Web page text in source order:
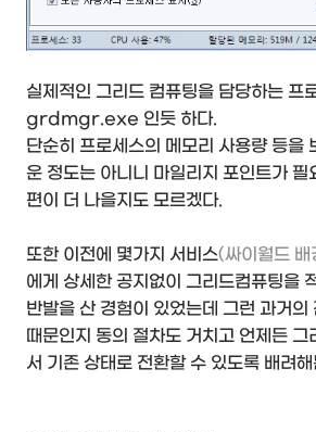
실제적인 그리드 컴퓨팅을 담당하는 프
grdmgr.exe 인듯 하다.
단순히 프로세스의 메모리 사용량 등을
운 정도는 아니니 마일리지 포인트가 필
편이 더 나을지도 모르겠다.
또한 이전에 몇가지 서비스(싸이월드 배
에게 상세한 공지없이 그리드컴퓨팅을
반발을 산 경험이 있었는데 그런 과거의
때문인지 동의 절차도 거치고 언제든 그
서 기존 상태로 전환할 수 있도록 배려